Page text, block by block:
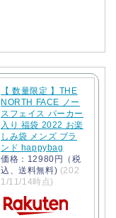
【 数量限定 】THE
NORTH FACE ノー
スフェイス パーカー
入り 福袋 2022 お楽
しみ袋 メンズ ブラ
ンド happybag
価格：12980円（税
込、送料無料) (202
1/11/14時点)